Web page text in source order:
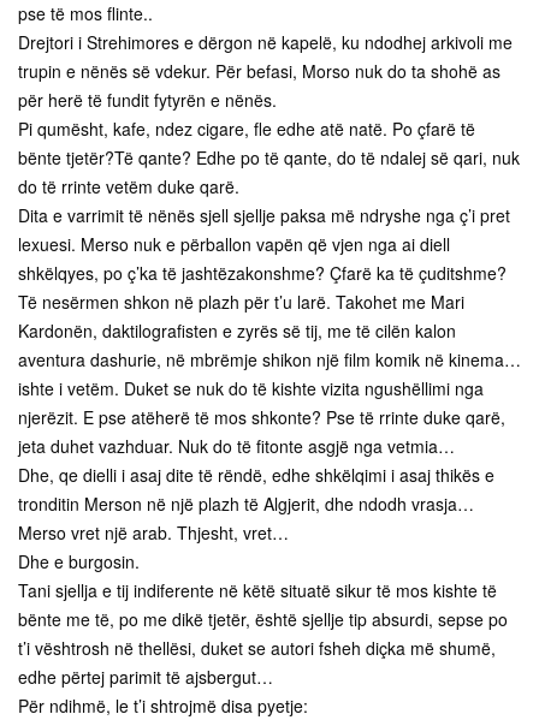
pse të mos flinte..
Drejtori i Strehimores e dërgon në kapelë, ku ndodhej arkivoli me
trupin e nënës së vdekur. Për befasi, Morso nuk do ta shohë as
për herë të fundit fytyrën e nënës.
Pi qumësht, kafe, ndez cigare, fle edhe atë natë. Po çfarë të
bënte tjetër?Të qante? Edhe po të qante, do të ndalej së qari, nuk
do të rrinte vetëm duke qarë.
Dita e varrimit të nënës sjell sjellje paksa më ndryshe nga ç’i pret
lexuesi. Merso nuk e përballon vapën që vjen nga ai diell
shkëlqyes, po ç’ka të jashtëzakonshme? Çfarë ka të çuditshme?
Të nesërmen shkon në plazh për t’u larë. Takohet me Mari
Kardonën, daktilografisten e zyrës së tij, me të cilën kalon
aventura dashurie, në mbrëmje shikon një film komik në kinema…
ishte i vetëm. Duket se nuk do të kishte vizita ngushëllimi nga
njerëzit. E pse atëherë të mos shkonte? Pse të rrinte duke qarë,
jeta duhet vazhduar. Nuk do të fitonte asgjë nga vetmia…
Dhe, qe dielli i asaj dite të rëndë, edhe shkëlqimi i asaj thikës e
tronditin Merson në një plazh të Algjerit, dhe ndodh vrasja…
Merso vret një arab. Thjesht, vret…
Dhe e burgosin.
Tani sjellja e tij indiferente në këtë situatë sikur të mos kishte të
bënte me të, po me dikë tjetër, është sjellje tip absurdi, sepse po
t’i vështrosh në thellësi, duket se autori fsheh diçka më shumë,
edhe përtej parimit të ajsbergut…
Për ndihmë, le t’i shtrojmë disa pyetje: